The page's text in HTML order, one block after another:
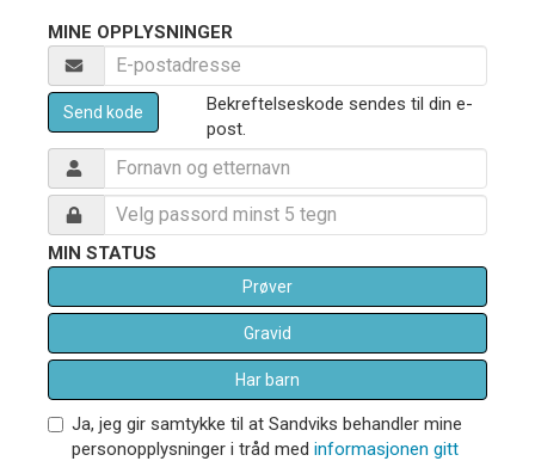
MINE OPPLYSNINGER
Send kode
Bekreftelseskode sendes til din e-
post.
MIN STATUS
Prøver
Gravid
Har barn
Ja, jeg gir samtykke til at Sandviks behandler mine
personopplysninger i tråd med informasjonen gitt